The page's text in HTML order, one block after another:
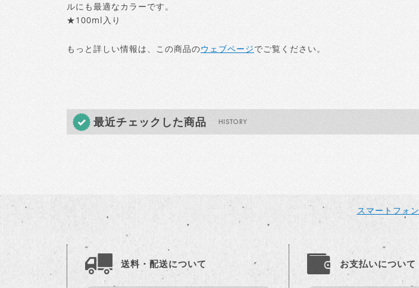
ルにも最適なカラーです。
★100ml入り
もっと詳しい情報は、この商品のウェブページでご覧ください。
最近チェックした商品
スマートフォン
送料・配送について お支払いについて